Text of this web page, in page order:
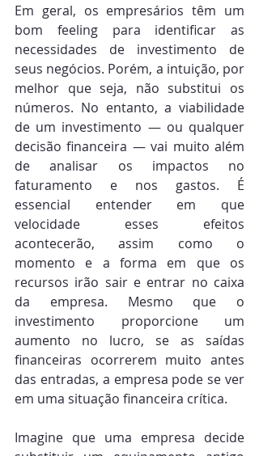
Em geral, os empresários têm um
bom feeling para identificar as
necessidades de investimento de
seus negócios. Porém, a intuição, por
melhor que seja, não substitui os
números. No entanto, a viabilidade
de um investimento — ou qualquer
decisão financeira — vai muito além
de analisar os impactos no
faturamento e nos gastos. É
essencial entender em que
velocidade esses efeitos
acontecerão, assim como o
momento e a forma em que os
recursos irão sair e entrar no caixa
da empresa. Mesmo que o
investimento proporcione um
aumento no lucro, se as saídas
financeiras ocorrerem muito antes
das entradas, a empresa pode se ver
em uma situação financeira crítica.
Imagine que uma empresa decide